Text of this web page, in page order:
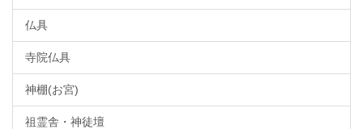
仏具
寺院仏具
神棚(お宮)
祖霊舎・神徒壇